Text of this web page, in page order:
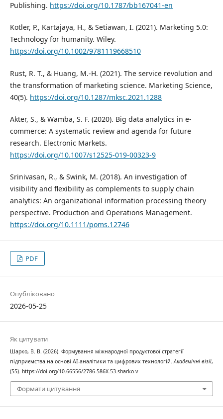
Publishing. https://doi.org/10.1787/bb167041-en
Kotler, P., Kartajaya, H., & Setiawan, I. (2021). Marketing 5.0:
Technology for humanity. Wiley.
https://doi.org/10.1002/9781119668510
Rust, R. T., & Huang, M.-H. (2021). The service revolution and
the transformation of marketing science. Marketing Science,
40(5). https://doi.org/10.1287/mksc.2021.1288
Akter, S., & Wamba, S. F. (2020). Big data analytics in e-
commerce: A systematic review and agenda for future
research. Electronic Markets.
https://doi.org/10.1007/s12525-019-00323-9
Srinivasan, R., & Swink, M. (2018). An investigation of
visibility and flexibility as complements to supply chain
analytics: An organizational information processing theory
perspective. Production and Operations Management.
https://doi.org/10.1111/poms.12746
PDF
Опубліковано
2026-05-25
Як цитувати
Шарко, В. В. (2026). Формування міжнародної продуктової стратегії
підприємства на основі AI-аналітики та цифрових технологій. Академічні візії,
(55). https://doi.org/10.66556/2786-586X.53.sharko-v
Формати цитування